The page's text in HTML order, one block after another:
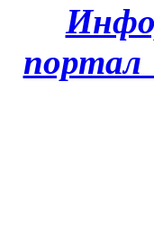
портал